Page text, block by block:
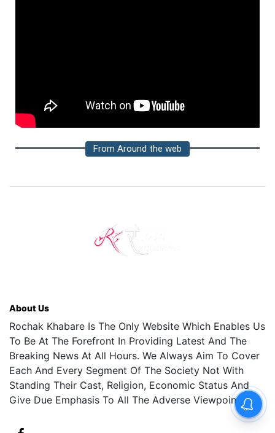
From Around the web
About Us
Rochak Khabare Is The Only Website Which Enables Us
To Be At The Forefront In Providing Latest And The
Breaking News At All Hours. We Always Aim To Cover
Each And Every Segment Of The Society Not With
Standing Their Cast, Religion, Economic Status And
Give Due Emphasis To All The Adverse Viewpoints.